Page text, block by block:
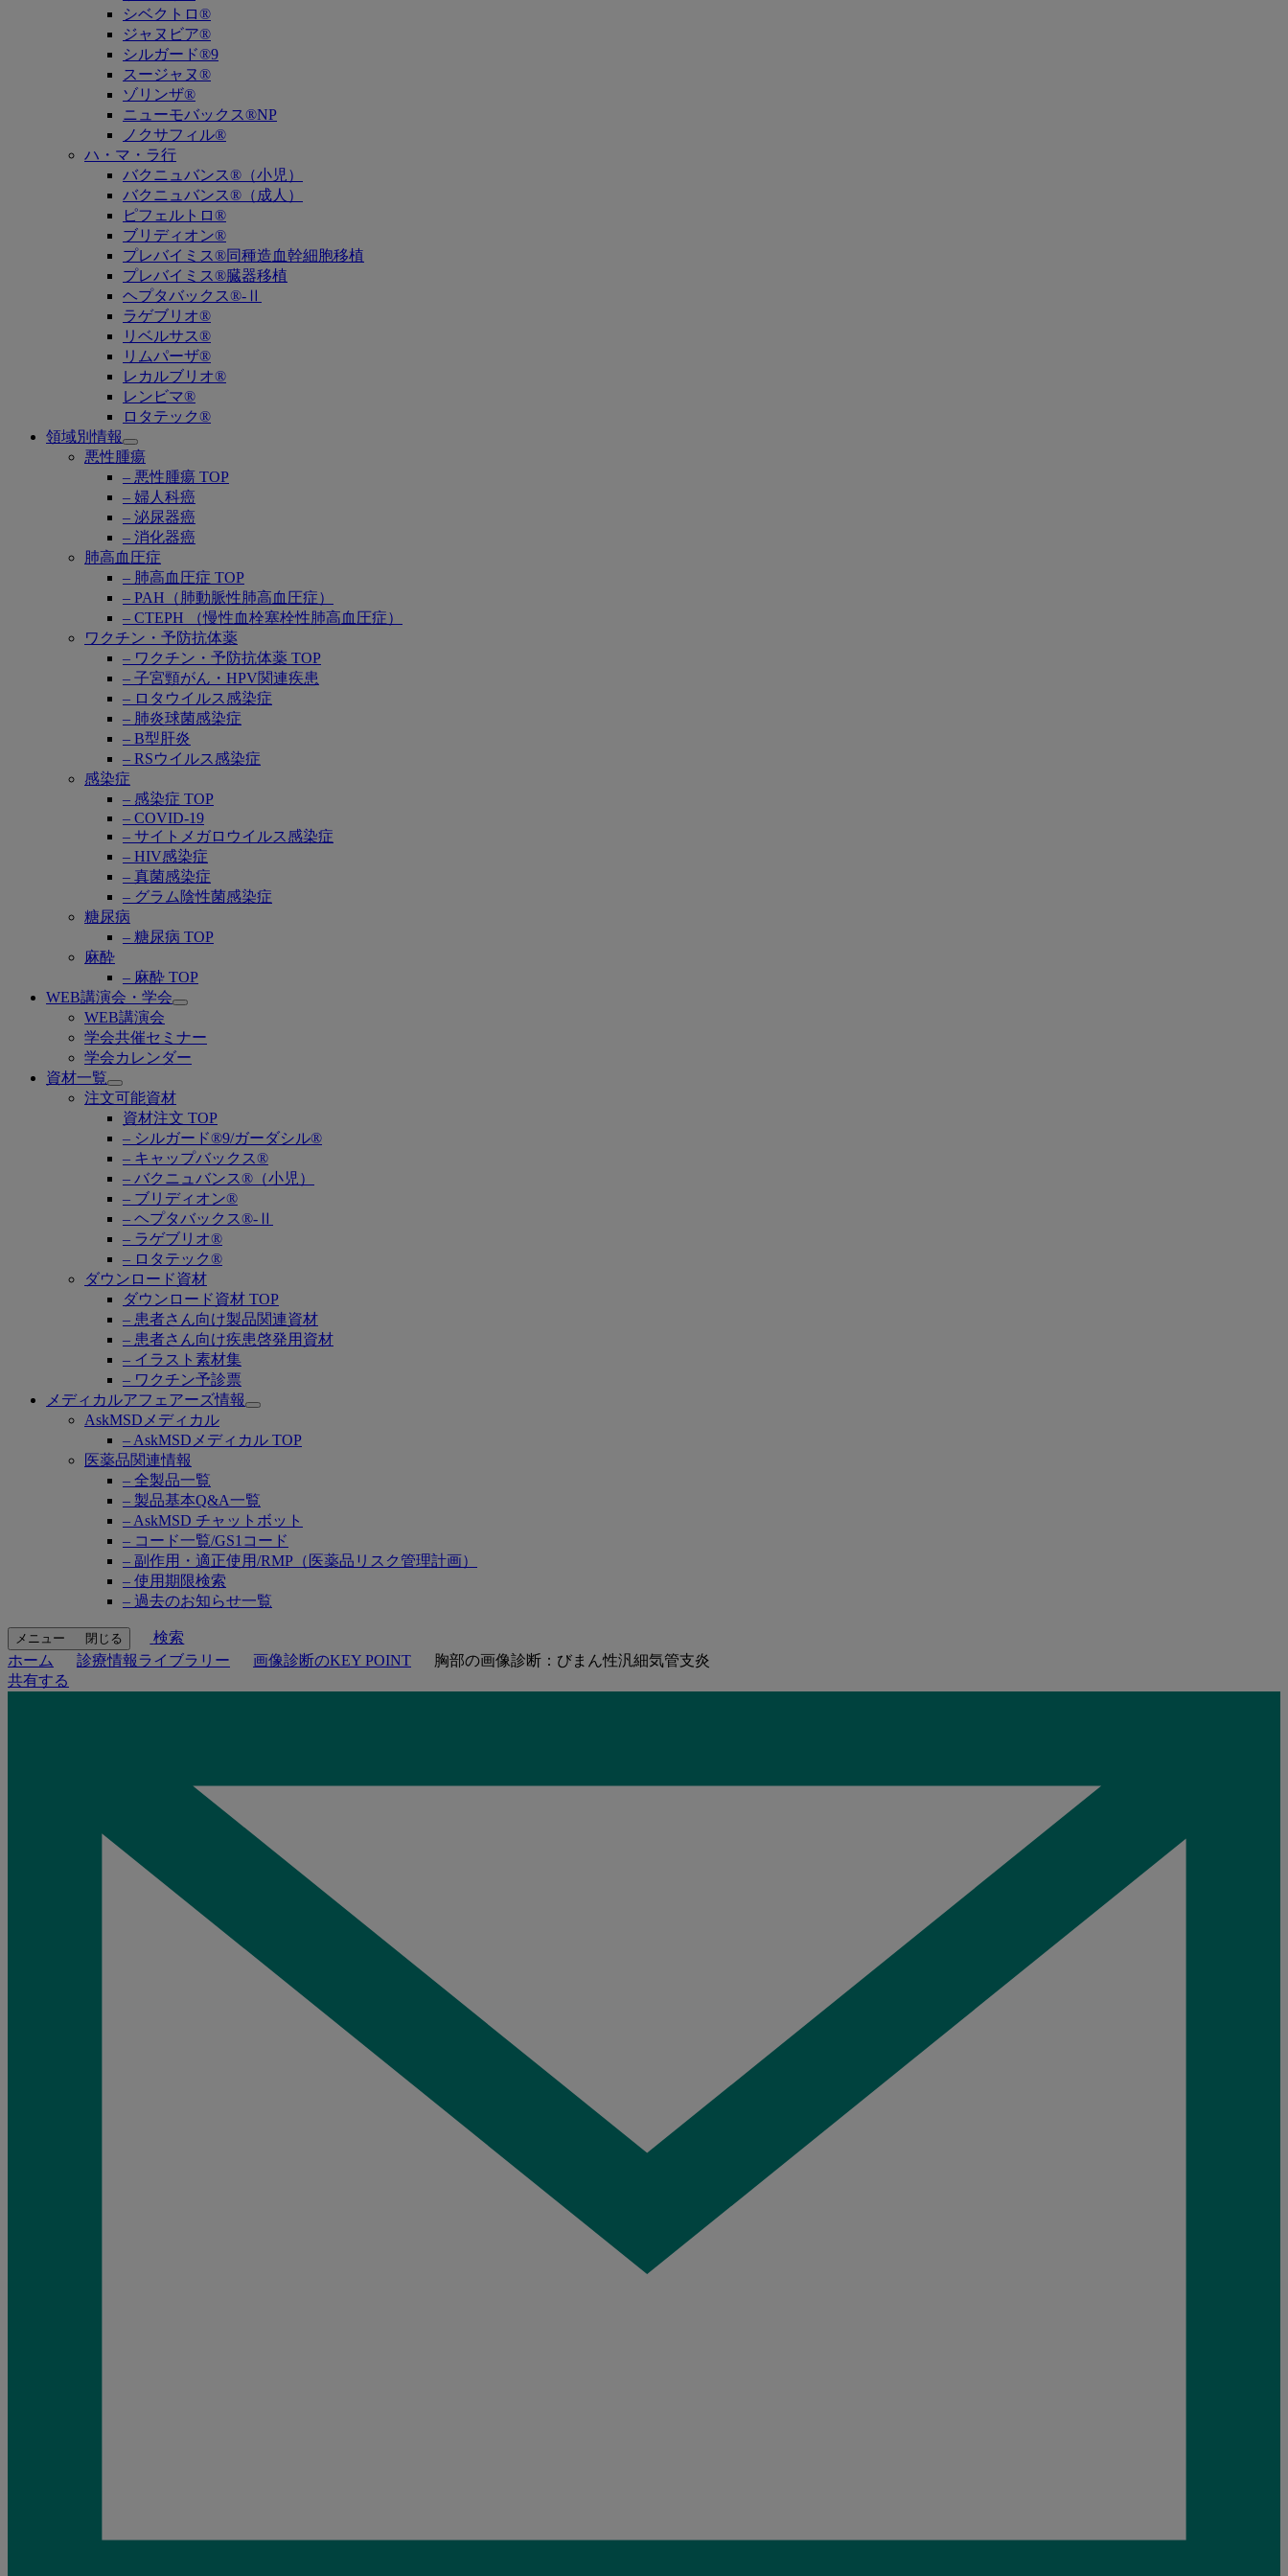
シベクトロ®
ジャヌビア®
シルガード®9
スージャヌ®
ゾリンザ®
ニューモバックス®NP
ノクサフィル®
ハ・マ・ラ行
バクニュバンス®（小児）
バクニュバンス®（成人）
ピフェルトロ®
ブリディオン®
プレバイミス®同種造血幹細胞移植
プレバイミス®臓器移植
ヘプタバックス®-Ⅱ
ラゲブリオ®
リベルサス®
リムパーザ®
レカルブリオ®
レンビマ®
ロタテック®
領域別情報
Open
submenu
悪性腫瘍
– 悪性腫瘍 TOP
– 婦人科癌
– 泌尿器癌
– 消化器癌
肺高血圧症
– 肺高血圧症 TOP
– PAH（肺動脈性肺高血圧症）
– CTEPH （慢性血栓塞栓性肺高血圧症）
ワクチン・予防抗体薬
– ワクチン・予防抗体薬 TOP
– 子宮頸がん・HPV関連疾患
– ロタウイルス感染症
– 肺炎球菌感染症
– B型肝炎
– RSウイルス感染症
感染症
– 感染症 TOP
– COVID-19
– サイトメガロウイルス感染症
– HIV感染症
– 真菌感染症
– グラム陰性菌感染症
糖尿病
– 糖尿病 TOP
麻酔
– 麻酔 TOP
WEB講演会・学会
Open
WEB講演会
学会共催セミナー
学会カレンダー
資材一覧
Open
submenu
注文可能資材
資材注文 TOP
– シルガード®9/ガーダシル®
– キャップバックス®
– バクニュバンス®（小児）
– ブリディオン®
– ヘプタバックス®-Ⅱ
– ラゲブリオ®
– ロタテック®
ダウンロード資材
ダウンロード資材 TOP
– 患者さん向け製品関連資材
– 患者さん向け疾患啓発用資材
– イラスト素材集
– ワクチン予診票
メディカルアフェアーズ情報
Open
AskMSDメディカル
– AskMSDメディカル TOP
医薬品関連情報
– 全製品一覧
– 製品基本Q&A一覧
– AskMSD チャットボット
– コード一覧/GS1コード
– 副作用・適正使用/RMP（医薬品リスク管理計画）
– 使用期限検索
– 過去のお知らせ一覧
メニュー 閉じる
検索
ホーム
診療情報ライブラリー 画像診断のKEY POINT
胸部の画像診断：びまん性汎細気管支炎
共有する